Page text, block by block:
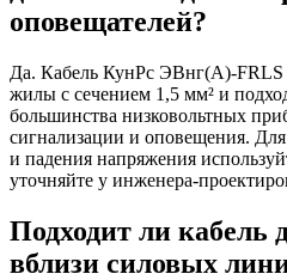
оповещателей?
Да. Кабель КунРс ЭВнг(А)-FRLS
жилы с сечением 1,5 мм² и
большинства низковольтных
сигнализации и оповещения.
и падения напряжения
уточняйте у инженера-
Подходит ли кабель
вблизи силовых